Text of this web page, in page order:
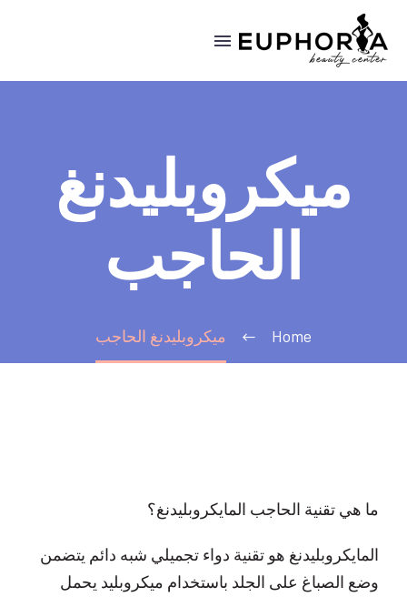
ميكروبليدنغ
الحاجب
Home ميكروبليدنغ الحاجب
ما هي تقنية الحاجب المايكروبليدنغ؟
المايكروبليدنغ هو تقنية دواء تجميلي شبه دائم يتضمن
وضع الصباغ على الجلد باستخدام ميكروبليد يحمل